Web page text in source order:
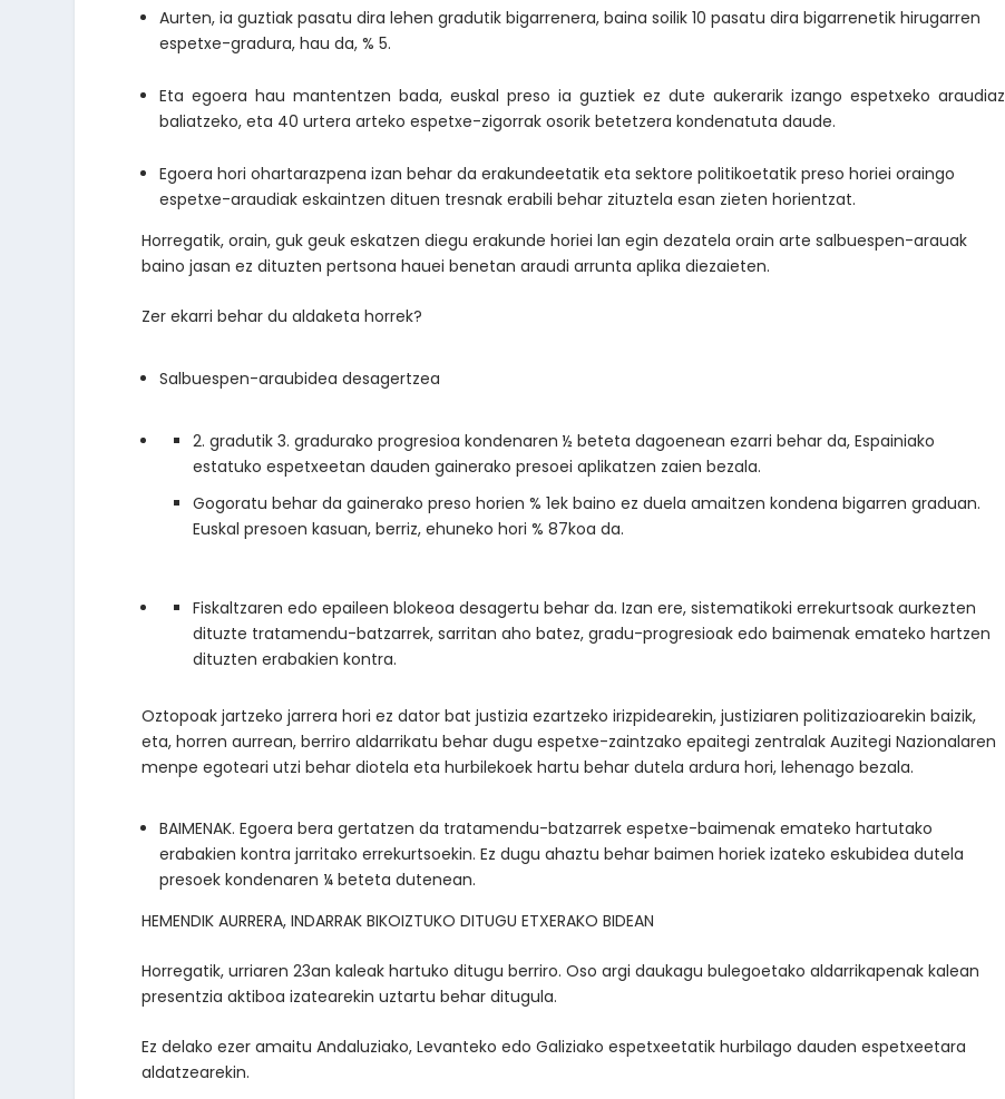
Aurten, ia guztiak pasatu dira lehen gradutik bigarrenera, baina soilik 10 pasatu dira bigarrenetik hirugarren
espetxe-gradura, hau da, % 5.
Eta egoera hau mantentzen bada, euskal preso ia guztiek ez dute aukerarik izango espetxeko araudiaz
baliatzeko, eta 40 urtera arteko espetxe-zigorrak osorik betetzera kondenatuta daude.
Egoera hori ohartarazpena izan behar da erakundeetatik eta sektore politikoetatik preso horiei oraingo
espetxe-araudiak eskaintzen dituen tresnak erabili behar zituztela esan zieten horientzat.
Horregatik, orain, guk geuk eskatzen diegu erakunde horiei lan egin dezatela orain arte salbuespen-arauak
baino jasan ez dituzten pertsona hauei benetan araudi arrunta aplika diezaieten.
Zer ekarri behar du aldaketa horrek?
Salbuespen-araubidea desagertzea
2. gradutik 3. gradurako progresioa kondenaren ½ beteta dagoenean ezarri behar da, Espainiako
estatuko espetxeetan dauden gainerako presoei aplikatzen zaien bezala.
Gogoratu behar da gainerako preso horien % 1ek baino ez duela amaitzen kondena bigarren graduan.
Euskal presoen kasuan, berriz, ehuneko hori % 87koa da.
Fiskaltzaren edo epaileen blokeoa desagertu behar da. Izan ere, sistematikoki errekurtsoak aurkezten
dituzte tratamendu-batzarrek, sarritan aho batez, gradu-progresioak edo baimenak emateko hartzen
dituzten erabakien kontra.
Oztopoak jartzeko jarrera hori ez dator bat justizia ezartzeko irizpidearekin, justiziaren politizazioarekin baizik,
eta, horren aurrean, berriro aldarrikatu behar dugu espetxe-zaintzako epaitegi zentralak Auzitegi Nazionalaren
menpe egoteari utzi behar diotela eta hurbilekoek hartu behar dutela ardura hori, lehenago bezala.
BAIMENAK. Egoera bera gertatzen da tratamendu-batzarrek espetxe-baimenak emateko hartutako
erabakien kontra jarritako errekurtsoekin. Ez dugu ahaztu behar baimen horiek izateko eskubidea dutela
presoek kondenaren ¼beteta dutenean.
HEMENDIK AURRERA, INDARRAK BIKOIZTUKO DITUGU ETXERAKO BIDEAN
Horregatik, urriaren 23an kaleak hartuko ditugu berriro. Oso argi daukagu bulegoetako aldarrikapenak kalean
presentzia aktiboa izatearekin uztartu behar ditugula.
Ez delako ezer amaitu Andaluziako, Levanteko edo Galiziako espetxeetatik hurbilago dauden espetxeetara
aldatzearekin.